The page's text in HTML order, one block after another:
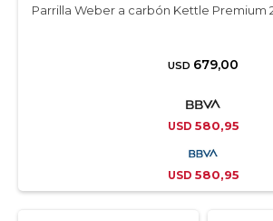
Parrilla Weber a carbón Kettle Premium
USD 679,00
USD 580,95
USD 580,95